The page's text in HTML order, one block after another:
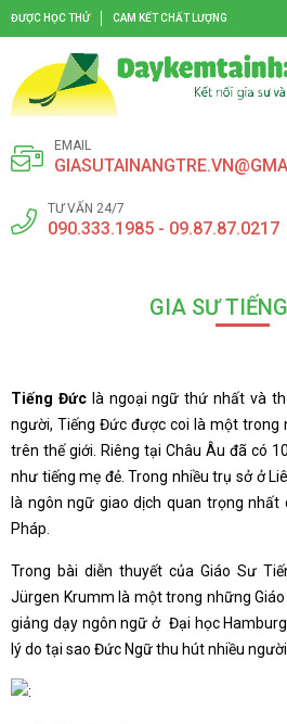
ĐƯỢC HỌC THỬ CAM KẾT CHẤT LƯỢNG
EMAIL
TƯ VẤN 24/7
090.333.1985 - 09.87.87.0217
GIA SƯ
Tiếng Đứclà ngoại ngữ thứ nhất và
người, Tiếng Đức được coi là một trong
trên thế giới. Riêng tại Châu Âu đã có
như tiếng mẹ đẻ. Trong nhiều trụ sở ở
là ngôn ngữ giao dịch quan trọng nhất
Pháp.
Trong bài diễn thuyết của Giáo Sư
Jürgen Krumm là một trong những
giảng dạy ngôn ngữ ở Đại học
lý do tại sao Đức Ngữ thu hút nhiều